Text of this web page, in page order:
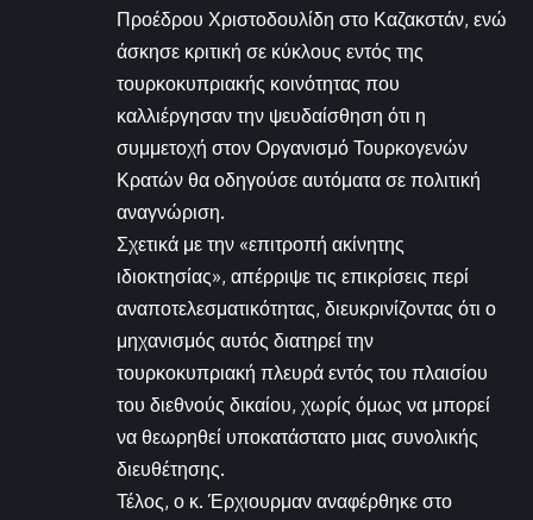
Προέδρου Χριστοδουλίδη στο Καζακστάν, ενώ
άσκησε κριτική σε κύκλους εντός της
τουρκοκυπριακής κοινότητας που
καλλιέργησαν την ψευδαίσθηση ότι η
συμμετοχή στον Οργανισμό Τουρκογενών
Κρατών θα οδηγούσε αυτόματα σε πολιτική
αναγνώριση.
Σχετικά με την «επιτροπή ακίνητης
ιδιοκτησίας», απέρριψε τις επικρίσεις περί
αναποτελεσματικότητας, διευκρινίζοντας ότι ο
μηχανισμός αυτός διατηρεί την
τουρκοκυπριακή πλευρά εντός του πλαισίου
του διεθνούς δικαίου, χωρίς όμως να μπορεί
να θεωρηθεί υποκατάστατο μιας συνολικής
διευθέτησης.
Τέλος, ο κ. Έρχιουρμαν αναφέρθηκε στο